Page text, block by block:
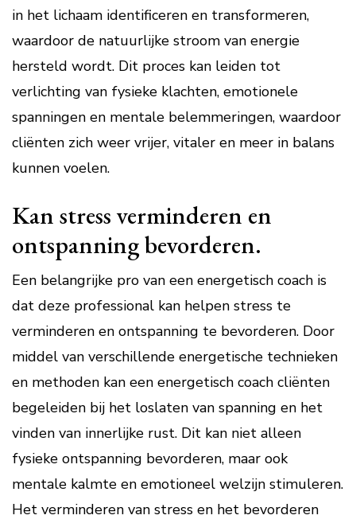
in het lichaam identificeren en transformeren,
waardoor de natuurlijke stroom van energie
hersteld wordt. Dit proces kan leiden tot
verlichting van fysieke klachten, emotionele
spanningen en mentale belemmeringen, waardoor
cliënten zich weer vrijer, vitaler en meer in balans
kunnen voelen.
Kan stress verminderen en
ontspanning bevorderen.
Een belangrijke pro van een energetisch coach is
dat deze professional kan helpen stress te
verminderen en ontspanning te bevorderen. Door
middel van verschillende energetische technieken
en methoden kan een energetisch coach cliënten
begeleiden bij het loslaten van spanning en het
vinden van innerlijke rust. Dit kan niet alleen
fysieke ontspanning bevorderen, maar ook
mentale kalmte en emotioneel welzijn stimuleren.
Het verminderen van stress en het bevorderen